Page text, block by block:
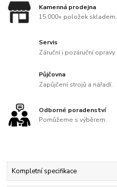
Kamenná prodejna
15.000+ položek skladem.
Servis
Záruční i pozáruční opravy.
Půjčovna
Zapůjčení strojů a nářadí.
Odborné poradenství
Pomůžeme s výběrem.
Kompletní specifikace